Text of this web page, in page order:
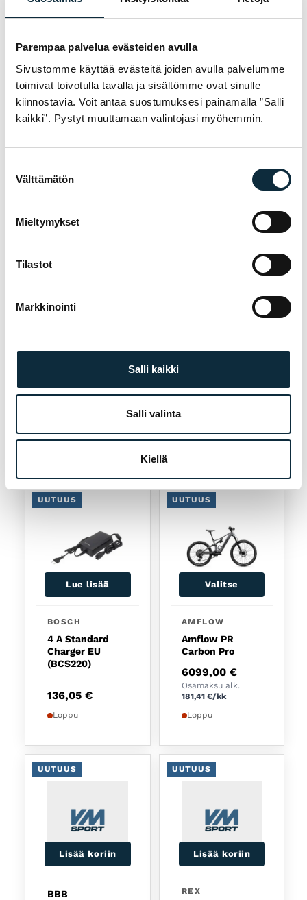
Parempaa palvelua evästeiden avulla
Sivustomme käyttää evästeitä joiden avulla palvelumme
toimivat toivotulla tavalla ja sisältömme ovat sinulle
kiinnostavia. Voit antaa suostumuksesi painamalla ”Salli
kaikki”. Pystyt muuttamaan valintojasi myöhemmin.
valinta
Välttämätön
Mieltymykset
Tilastot
Markkinointi
Salli kaikki
Salli valinta
Kiellä
CONTINENTAL
CONTINENTAL
Competition
22mm musta"
Loppu
CONTINENTAL
CONTINENTAL
GP5000S TR
musta tubeless,
25-622"
Saatavilla
35-622"
taitettava, 28-
UUTUUS
Lue lisää
BOSCH
4 A Standard
Charger EU
(BCS220)
136,05 €
Loppu
UUTUUS
Valitse
AMFLOW
Amflow PR
Carbon Pro
6099,00 €
Osamaksu alk.
181,41 €/kk
Loppu
UUTUUS
Lisää koriin
BBB
UUTUUS
Lisää koriin
REX